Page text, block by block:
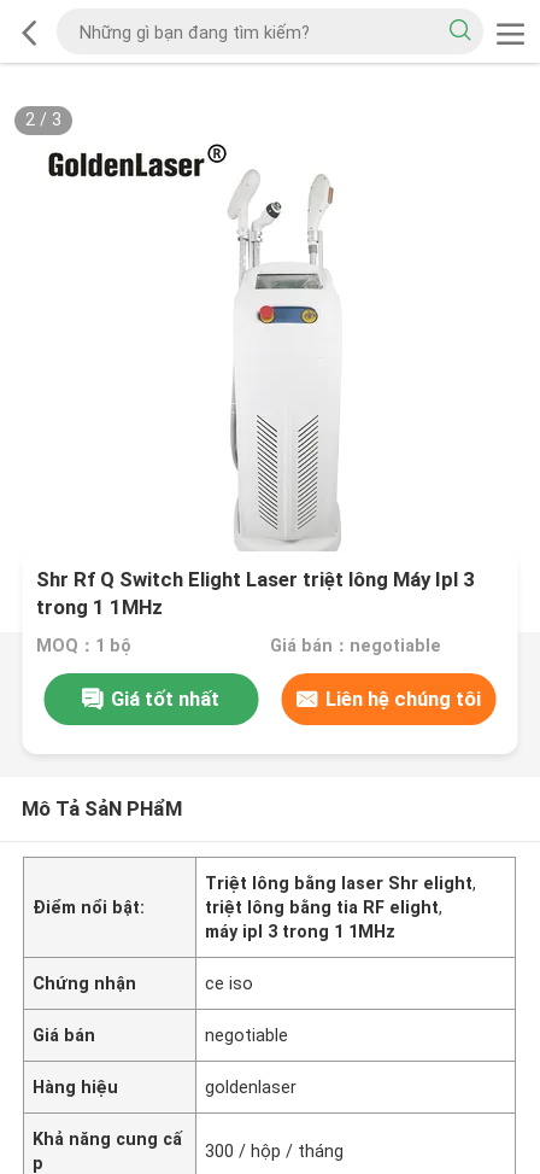
2/ 3
Shr Rf Q Switch Elight Laser triệt lông Máy Ipl 3
trong 1 1MHz
MOQ：1 bộ Giá bán：negotiable
Giá tốt nhất Liên hệ chúng tôi
Mô Tả SảN PHẩM
Điểm nổi bật:
Triệt lông bằng laser Shr elight,
triệt lông bằng tia RF elight,
máy ipl 3 trong 1 1MHz
Chứng nhận ce iso
Giá bán negotiable
Hàng hiệu goldenlaser
Khả năng cung cấ
p
300 / hộp / tháng